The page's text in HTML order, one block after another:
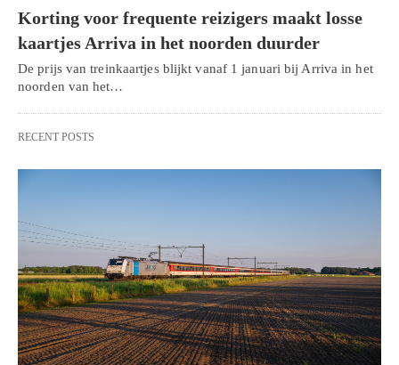
Korting voor frequente reizigers maakt losse
kaartjes Arriva in het noorden duurder
De prijs van treinkaartjes blijkt vanaf 1 januari bij Arriva in het
noorden van het…
RECENT POSTS